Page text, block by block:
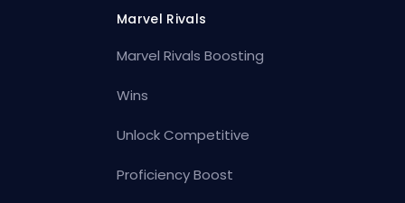
Marvel Rivals
Marvel Rivals Boosting
Wins
Unlock Competitive
Proficiency Boost